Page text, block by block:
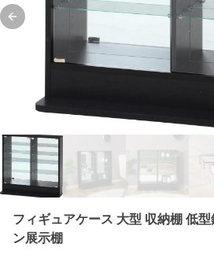
Previous slide
フィギュアケース 大型 収納棚 低
ン展示棚